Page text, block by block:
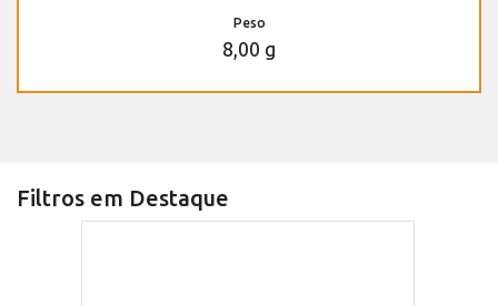
Peso
8,00 g
Filtros em Destaque